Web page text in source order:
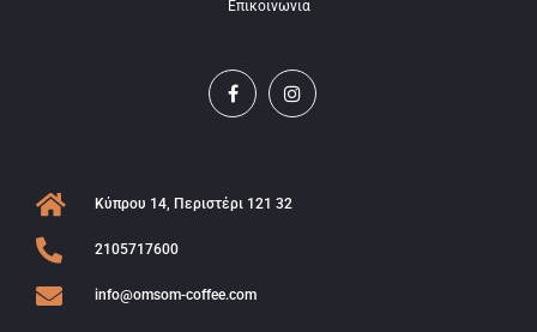
Επικοινωνια
Κύπρου 14, Περιστέρι 121 32
2105717600
info@omsom-coffee.com